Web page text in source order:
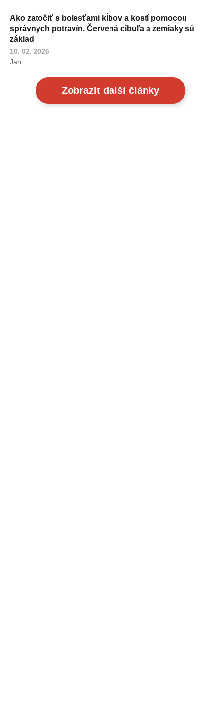
Ako zatočiť s bolesťami kĺbov a kostí pomocou
správnych potravín. Červená cibuľa a zemiaky sú
základ
10. 02. 2026
Jan
Zobrazit další články